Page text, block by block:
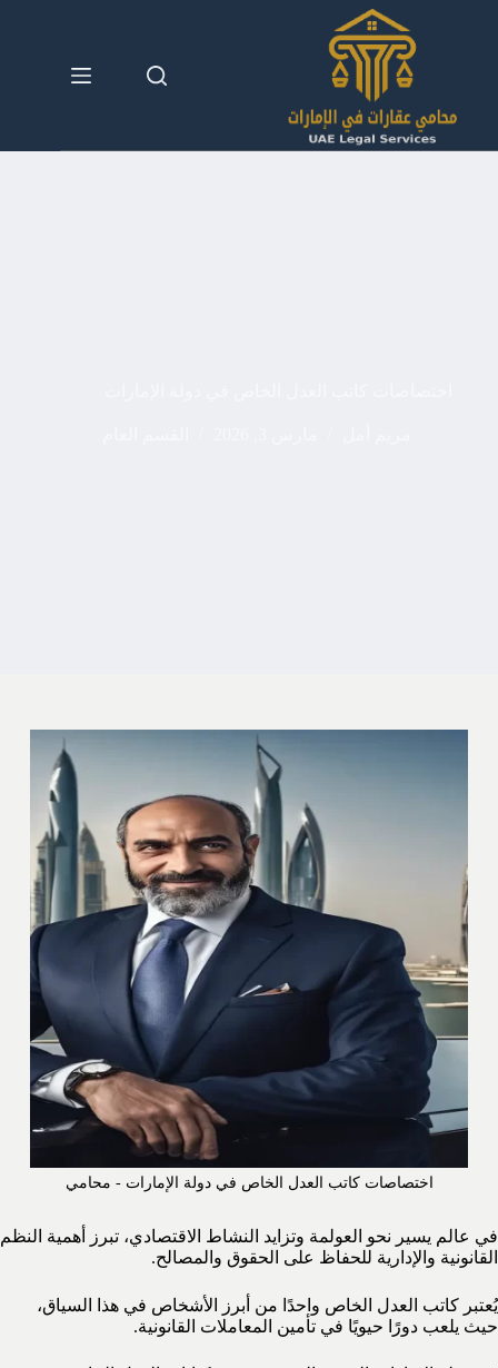
اختصاصات كاتب العدل الخاص في دولة الإمارات - محامي
في عالم يسير نحو العولمة وتزايد النشاط الاقتصادي، تبرز أهمية النظم
القانونية والإدارية للحفاظ على الحقوق والمصالح.
يُعتبر كاتب العدل الخاص واحدًا من أبرز الأشخاص في هذا السياق،
حيث يلعب دورًا حيويًا في تأمين المعاملات القانونية.